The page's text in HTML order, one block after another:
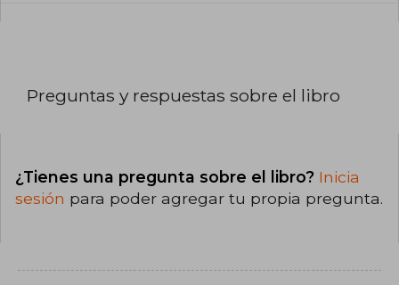
Preguntas y respuestas sobre el libro
¿Tienes una pregunta sobre el libro? Inicia
sesión para poder agregar tu propia pregunta.